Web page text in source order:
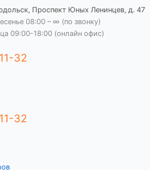
Проспект Юных Ленинцев, д. 47
08:00 – ∞ (по звонку)
09:00-18:00 (онлайн офис)
32
32